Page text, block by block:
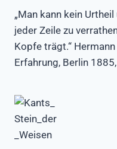
„Man kann kein
jeder Zeile zu
Kopfe trägt.“
Erfahrung, Berlin